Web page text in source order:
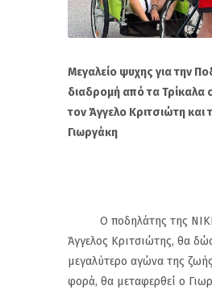
Μεγαλείο ψυχης για την
διαδρομή από τα Τρίκαλα
τον Άγγελο Κριτσιώτη και
Γιωργάκη
Ο ποδηλάτης της
Άγγελος Κριτσιώτης, θα
μεγαλύτερο αγώνα της
φορά, θα μεταφερθεί ο